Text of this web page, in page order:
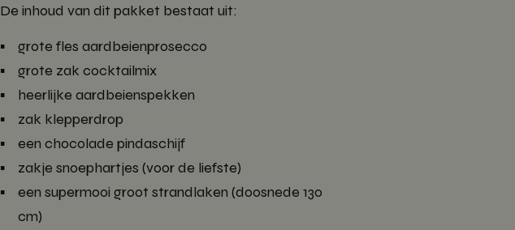
De inhoud van dit pakket bestaat uit:
grote fles aardbeienprosecco
grote zak cocktailmix
heerlijke aardbeienspekken
zak klepperdrop
een chocolade pindaschijf
zakje snoephartjes (voor de liefste)
een supermooi groot strandlaken (doosnede 130
cm)